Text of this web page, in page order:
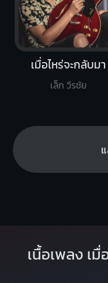
เมื่อไหร่จะกลับมา
เล็ก วีรชัย
เนื้อเพลง เมื่